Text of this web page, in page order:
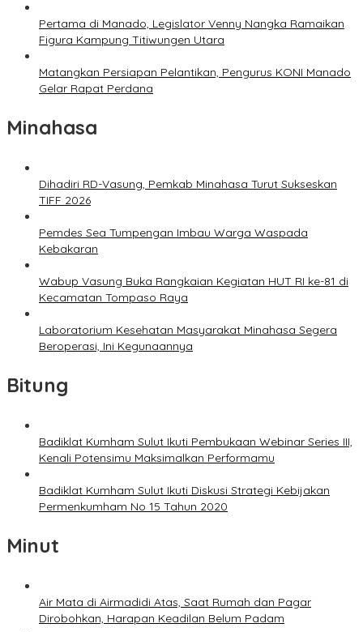
Pertama di Manado, Legislator Venny Nangka Ramaikan
Figura Kampung Titiwungen Utara
Matangkan Persiapan Pelantikan, Pengurus KONI Manado
Gelar Rapat Perdana
Minahasa
Dihadiri RD-Vasung, Pemkab Minahasa Turut Sukseskan
TIFF 2026
Pemdes Sea Tumpengan Imbau Warga Waspada
Kebakaran
Wabup Vasung Buka Rangkaian Kegiatan HUT RI ke-81 di
Kecamatan Tompaso Raya
Laboratorium Kesehatan Masyarakat Minahasa Segera
Beroperasi, Ini Kegunaannya
Bitung
Badiklat Kumham Sulut Ikuti Pembukaan Webinar Series III,
Kenali Potensimu Maksimalkan Performamu
Badiklat Kumham Sulut Ikuti Diskusi Strategi Kebijakan
Permenkumham No 15 Tahun 2020
Minut
Air Mata di Airmadidi Atas, Saat Rumah dan Pagar
Dirobohkan, Harapan Keadilan Belum Padam